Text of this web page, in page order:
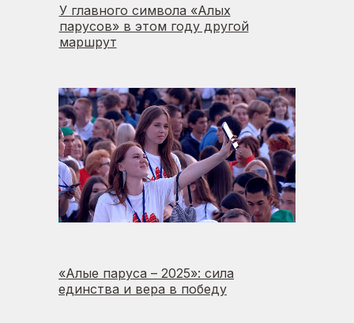
У главного символа «Алых
парусов» в этом году другой
маршрут
«Алые паруса – 2025»: сила
единства и вера в победу